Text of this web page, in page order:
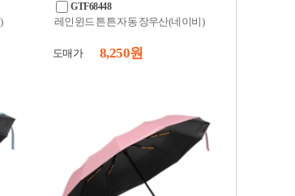
GTF68448
레인윈드 튼튼 자동 장우산(네이비)
도매가 8,250 원